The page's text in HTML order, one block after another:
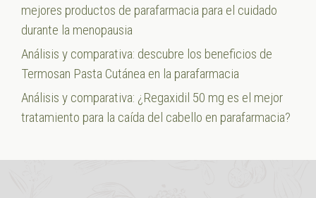
mejores productos de parafarmacia para el cuidado
durante la menopausia
Análisis y comparativa: descubre los beneficios de
Termosan Pasta Cutánea en la parafarmacia
Análisis y comparativa: ¿Regaxidil 50 mg es el mejor
tratamiento para la caída del cabello en parafarmacia?